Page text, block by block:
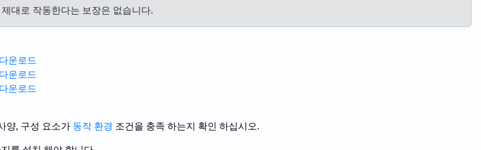
대로 작동한다는 보장은 없습니다.
운로드
운로드
운로드
양, 구성 요소가 동작 환경 조건을 충족 하는지 확인 하십시오.